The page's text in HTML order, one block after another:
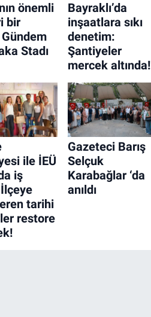
önemli
bir
Stadı
Bayraklı’da
inşaatlara sıkı
denetim:
Şantiyeler
mercek altında!
ile İEÜ
iş
tarihi
restore
Gazeteci Barış
Selçuk
Karabağlar ‘da
anıldı